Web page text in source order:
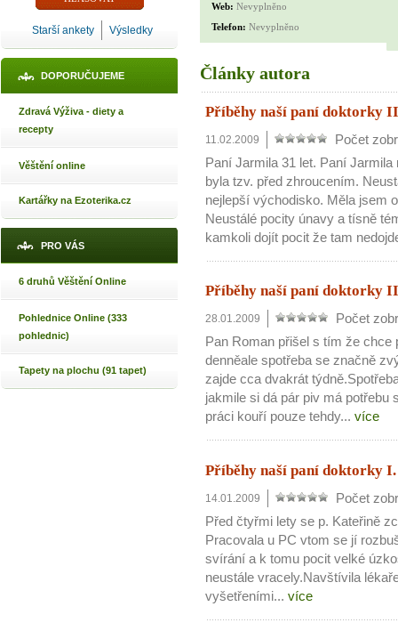
Starší ankety Výsledky
DOPORUČUJEME
Zdravá Výživa - diety a
recepty
Věštění online
Kartářky na Ezoterika.cz
PRO VÁS
6 druhů Věštění Online
Pohlednice Online (333
pohlednic)
Tapety na plochu (91 tapet)
Web: Nevyplněno
Telefon: Nevyplněno
Články autora
Příběhy naší paní doktorky
11.02.2009
Počet
Paní Jarmila 31 let. Paní
byla tzv. před zhroucením.
nejlepší východisko. Měla jsem
Neustálé pocity únavy a tísně
kamkoli dojít pocit že tam
Příběhy naší paní doktorky
28.01.2009
Počet
Pan Roman přišel s tím že
denněale spotřeba se značně
zajde cca dvakrát
jakmile si dá pár piv má potřebu
práci kouří pouze tehdy... více
Příběhy naší paní doktorky I.
14.01.2009
Počet
Před čtyřmi lety se p. Kateřině
Pracovala u PC vtom se jí
svírání a k tomu pocit velké
neustále vracely.Navštívila
vyšetřeními... více